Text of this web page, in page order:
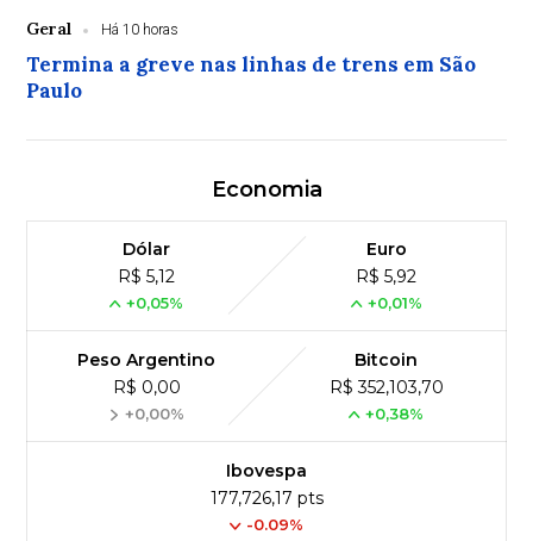
Geral Há 10 horas
Termina a greve nas linhas de trens em São
Paulo
Economia
Dólar
R$ 5,12
+0,05%
Euro
R$ 5,92
+0,01%
Peso Argentino
R$ 0,00
+0,00%
Bitcoin
R$ 352,103,70
+0,38%
Ibovespa
177,726,17 pts
-0.09%